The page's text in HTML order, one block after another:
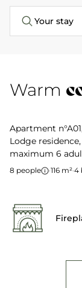
Your stay
Warm
Apartment
Lodge
maximum 6
8 people ·116 m²·4